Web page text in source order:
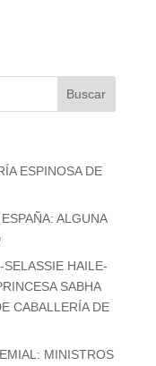
ESPINOSA DE
ALGUNA
HAILE-
SABHA
CABALLERÍA DE
MINISTROS